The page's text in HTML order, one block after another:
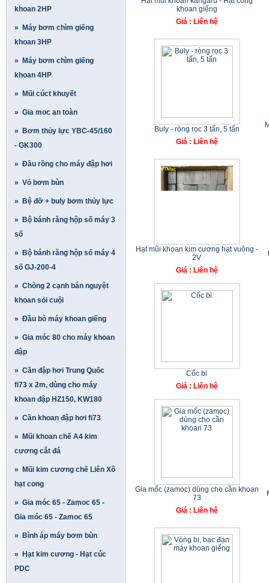
khoan 2HP
» Máy bơm chìm giếng
khoan 3HP
» Máy bơm chìm giếng
khoan 4HP
» Mũi cúct khuyết
» Gia moc an toàn
» Bơm thủy lực YBC-45/160
- GK300
» Đầu rồng cho máy đập hơi
» Vỏ bơm bùn
» Bệ đỡ + buly bơm thủy lực
» Bộ bánh răng hộp số máy 3
số
» Bộ bánh răng hộp số máy 4
số GJ-200-4
» Chòng 2 cạnh bán nguyệt
khoan sỏi cuội
» Đầu bò máy khoan giếng
» Gia móc 80 cho máy khoan
đập
» Cần đập hơi Trung Quốc
fi73 x 2m, dùng cho máy
khoan đập HZ150, KW180
» Cần khoan đập hơi fi73
» Mũi khoan chế A4 kim
cương cắt đá
» Mũi kim cương chế Liên Xô
hạt cong
» Gia móc 65 - Zamoc 65 -
Gia móc 65 - Zamoc 65
» Bình áp máy bơm bùn
» Hạt kim cương - Hạt cúc
PDC
khoan giếng
Giá : Liên hệ
Buly - ròng rọc 3 tấn, 5 tấn
Giá : Liên hệ
Hạt mũi khoan kim cương hạt vuông -
2V
Giá : Liên hệ
Cốc bi
Giá : Liên hệ
Gia mốc (zamoc) dùng cho cần khoan
73
Giá : Liên hệ